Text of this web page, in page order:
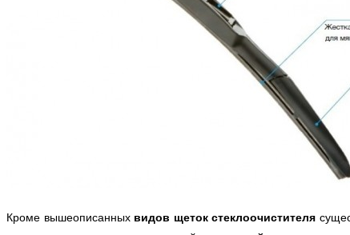
Кроме вышеописанных видов щеток стеклоочистителя